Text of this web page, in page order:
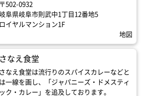
〒502-0932
岐阜県岐阜市則武中1丁目12番地5
ロイヤルマンション1F
地図
さなえ食堂
さなえ食堂は流行りのスパイスカレーなどと
は一線を画し、「ジャパニーズ・ドメスティ
ック・カレー」を追及しております。